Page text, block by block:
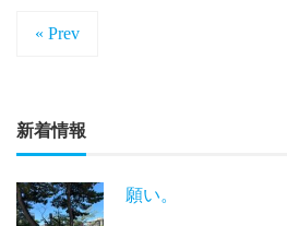
« Prev
新着情報
願い。